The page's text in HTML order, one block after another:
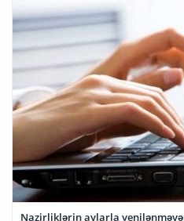
Nazirliklərin aylarla